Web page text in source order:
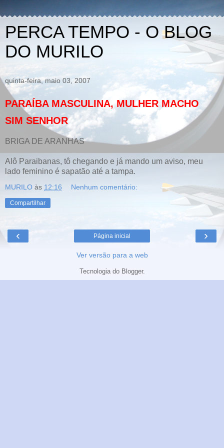
PERCA TEMPO - O BLOG
DO MURILO
quinta-feira, maio 03, 2007
PARAÍBA MASCULINA, MULHER MACHO
SIM SENHOR
BRIGA DE ARANHAS
Alô Paraibanas, tô chegando e já mando um aviso, meu
lado feminino é sapatão até a tampa.
MURILO às 12:16 Nenhum comentário:
Compartilhar
‹ ›
Página inicial
Ver versão para a web
Tecnologia do Blogger.